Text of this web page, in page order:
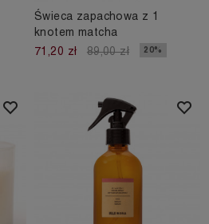
Świeca zapachowa z 1
knotem matcha
71,20 zł
89,00 zł 20%